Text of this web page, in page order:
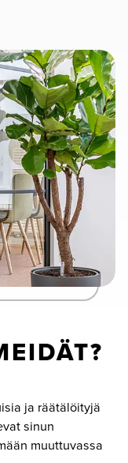
ja räätälöityjä
sinun
muuttuvassa